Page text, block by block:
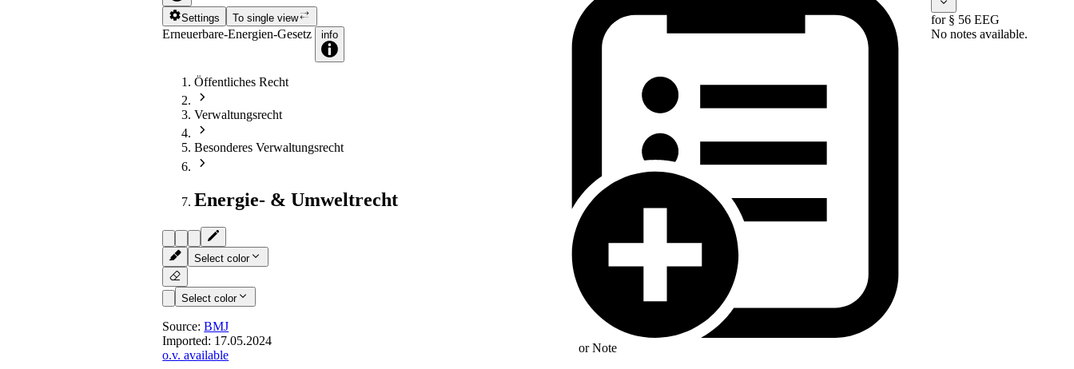
Settings To single view
Erneuerbare-Energien-Gesetz info
Öffentliches Recht
Verwaltungsrecht
Besonderes Verwaltungsrecht
Energie- & Umweltrecht
Select color
Select color
§ 56- Weitergabe an den Übertragungsnetzbetreiber
Source:BMJ
Imported: 17.05.2024
o.v. available
orNote
for § 56 EEG
No notes available.